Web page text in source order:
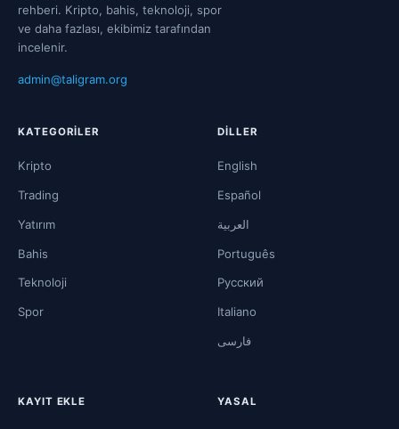
rehberi. Kripto, bahis, teknoloji, spor
ve daha fazlası, ekibimiz tarafından
incelenir.
admin@taligram.org
KATEGORILER
Kripto
Trading
Yatırım
Bahis
Teknoloji
Spor
DILLER
English
Español
العربية
Português
Русский
Italiano
فارسی
KAYIT EKLE YASAL